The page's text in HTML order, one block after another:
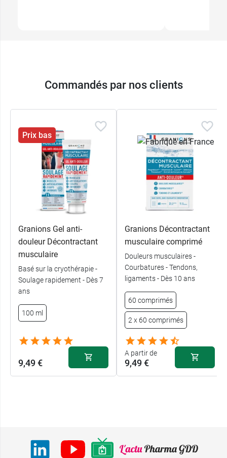
Commandés par nos clients
Prix bas
Granions Gel anti-
douleur Décontractant
musculaire
Basé sur la cryothérapie -
Soulage rapidement - Dès 7
ans
100 ml
9,49 €
Granions Décontractant
musculaire comprimé
Douleurs musculaires -
Courbatures - Tendons,
ligaments - Dès 10 ans
60 comprimés
2 x 60 comprimés
A partir de
9,49 €